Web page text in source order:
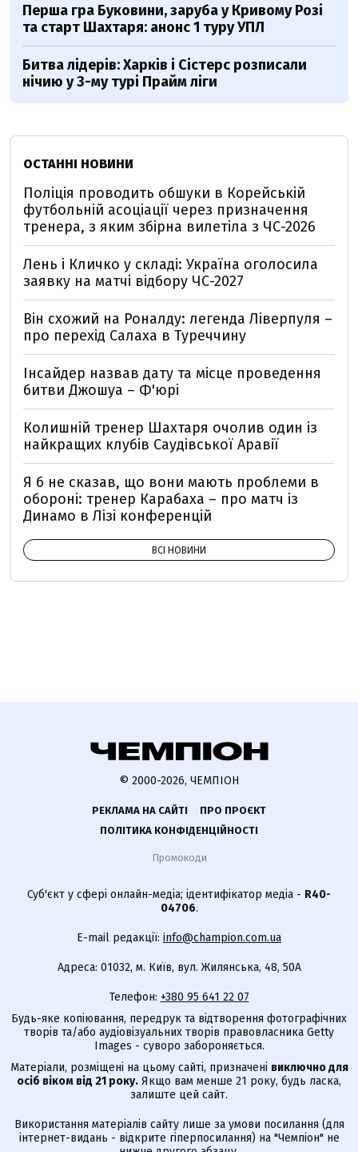
Перша гра Буковини, заруба у Кривому Розі
та старт Шахтаря: анонс 1 туру УПЛ
Битва лідерів: Харків і Сістерс розписали
нічию у 3-му турі Прайм ліги
ОСТАННІ НОВИНИ
Поліція проводить обшуки в Корейській
футбольній асоціації через призначення
тренера, з яким збірна вилетіла з ЧС-2026
Лень і Кличко у складі: Україна оголосила
заявку на матчі відбору ЧС-2027
Він схожий на Роналду: легенда Ліверпуля –
про перехід Салаха в Туреччину
Інсайдер назвав дату та місце проведення
битви Джошуа – Ф'юрі
Колишній тренер Шахтаря очолив один із
найкращих клубів Саудівської Аравії
Я б не сказав, що вони мають проблеми в
обороні: тренер Карабаха – про матч із
Динамо в Лізі конференцій
ВСІ НОВИНИ
© 2000-2026, ЧЕМПІОН
РЕКЛАМА НА САЙТІ
ПРО ПРОЄКТ
ПОЛІТИКА КОНФІДЕНЦІЙНОСТІ
Промокоди
Суб'єкт у сфері онлайн-медіа; ідентифікатор медіа - R40-
04706.
E-mail редакції: info@champion.com.ua
Адреса: 01032, м. Київ, вул. Жилянська, 48, 50А
Телефон: +380 95 641 22 07
Будь-яке копіювання, передрук та відтворення фотографічних
творів та/або аудіовізуальних творів правовласника Getty
Images - суворо забороняється.
Матеріали, розміщені на цьому сайті, призначені виключно для
осіб віком від 21 року. Якщо вам менше 21 року, будь ласка,
залиште цей сайт.
Використання матеріалів сайту лише за умови посилання (для
інтернет-видань - відкрите гіперпосилання) на "Чемпіон" не